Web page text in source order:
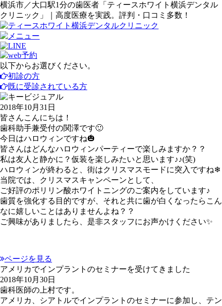
横浜市／大口駅1分の歯医者「ティースホワイト横浜デンタル
クリニック」｜高度医療を実践。評判・口コミ多数！
以下からお選びください。
初診の方
既に受診されている方
2018年10月31日
皆さんこんにちは！
歯科助手兼受付の関澤です🙂
今日はハロウィンですね🎃
皆さんはどんなハロウィンパーティーで楽しみますか？？
私は友人と静かに？仮装を楽しみたいと思います♪♪(笑)
ハロウィンが終わると、街はクリスマスモードに突入ですね❄
当院では、クリスマスキャンペーンとして、
ご好評のポリリン酸ホワイトニングのご案内をしています♪
歯質を強化する目的ですが、それと共に歯が白くなったらこん
なに嬉しいことはありませんよね？？
ご興味がありましたら、是非スタッフにお声かけください✨
ページを見る
アメリカでインプラントのセミナーを受けてきました
2018年10月30日
歯科医師の上村です。
アメリカ、シアトルでインプラントのセミナーに参加し、テン